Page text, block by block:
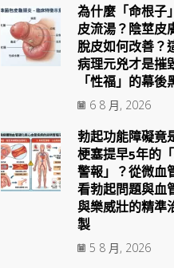
為什麼「命根子
皮流湯？陰莖皮
脫皮如何改善？
病理元兇才是摧
「性福」的幕後
6 8 月, 2026
勃起功能障礙竟
梗塞提早5年的
警報」？從微血
看勃起問題與血
與樂威壯的精準
製
5 8 月, 2026